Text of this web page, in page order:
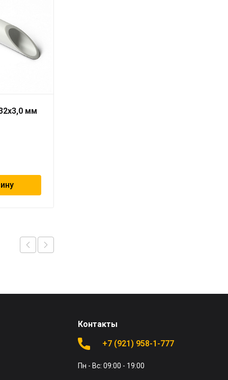
мм
Контакты
+7 (921) 958-1-777
Пн - Вс: 09:00 - 19:00